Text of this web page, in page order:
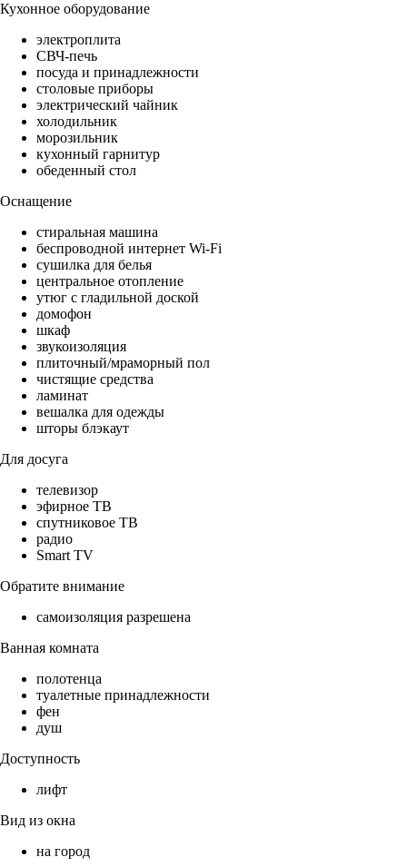
Кухонное оборудование
электроплита
СВЧ-печь
посуда и принадлежности
столовые приборы
электрический чайник
холодильник
морозильник
кухонный гарнитур
обеденный стол
Оснащение
стиральная машина
беспроводной интернет Wi-Fi
сушилка для белья
центральное отопление
утюг с гладильной доской
домофон
шкаф
звукоизоляция
плиточный/мраморный пол
чистящие средства
ламинат
вешалка для одежды
шторы блэкаут
Для досуга
телевизор
эфирное ТВ
спутниковое ТВ
радио
Smart TV
Обратите внимание
самоизоляция разрешена
Ванная комната
полотенца
туалетные принадлежности
фен
душ
Доступность
лифт
Вид из окна
на город